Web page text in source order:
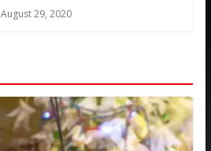
August 29, 2020